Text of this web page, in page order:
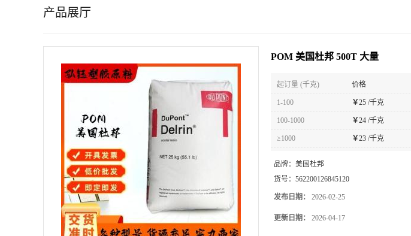
产品展厅
POM 美国杜邦 500T 大量
起订量 (千克) 价格
1-100 ￥25 /千克
100-1000 ￥24 /千克
≥1000 ￥23 /千克
品牌： 美国杜邦
货号： 562200126845120
发布日期： 2026-02-25
更新日期： 2026-04-17